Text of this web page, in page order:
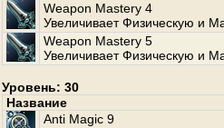
Weapon Mastery 4
Увеличивает Физическую и
Weapon Mastery 5
Увеличивает Физическую и
Уровень: 30
Название
Anti Magic 9